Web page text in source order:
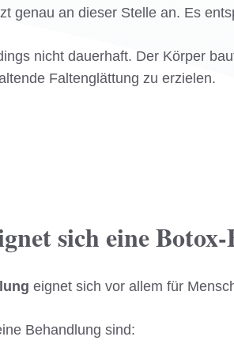
genau an dieser Stelle an. Es
nicht dauerhaft. Der Körper
Faltenglättung zu erzielen.
sich eine
eignet sich vor allem für
Behandlung sind: